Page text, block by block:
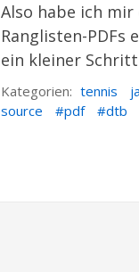
Also habe ich
Ranglisten-
ein kleiner
Kategorien: tennis
source
pdf dtb